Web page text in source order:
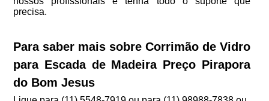
precisa.
Para saber mais sobre Corrimão de Vidro
para Escada de Madeira Preço Pirapora
do Bom Jesus